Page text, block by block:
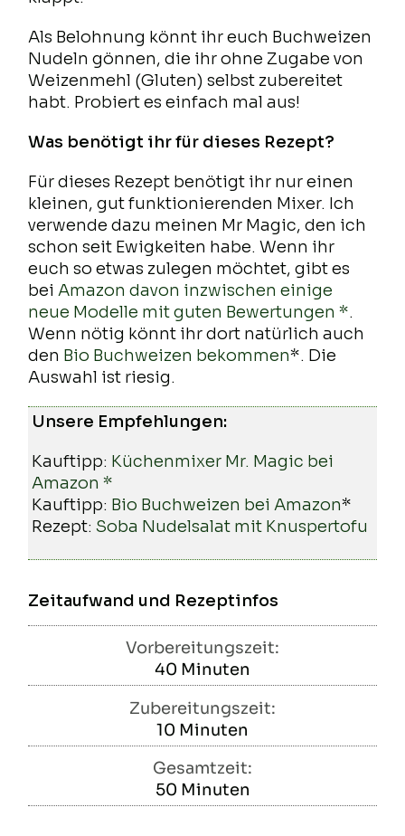
Als Belohnung könnt ihr euch Buchweizen
Nudeln gönnen, die ihr ohne Zugabe von
Weizenmehl (Gluten) selbst zubereitet
habt. Probiert es einfach mal aus!
Was benötigt ihr für dieses Rezept?
Für dieses Rezept benötigt ihr nur einen
kleinen, gut funktionierenden Mixer. Ich
verwende dazu meinen Mr Magic, den ich
schon seit Ewigkeiten habe. Wenn ihr
euch so etwas zulegen möchtet, gibt es
beiAmazon davon inzwischen einige
neue Modelle mit guten Bewertungen *.
Wenn nötig könnt ihr dort natürlich auch
den Bio Buchweizen bekommen*. Die
Auswahl ist riesig.
Unsere Empfehlungen:
Kauftipp: Küchenmixer Mr. Magic bei
Amazon *
Kauftipp: Bio Buchweizen bei Amazon*
Rezept:Soba Nudelsalat mit Knuspertofu
Zeitaufwand und Rezeptinfos
Vorbereitungszeit:
40 Minuten
Minuten
Zubereitungszeit:
10 Minuten
Minuten
Gesamtzeit:
50Minuten
Minuten